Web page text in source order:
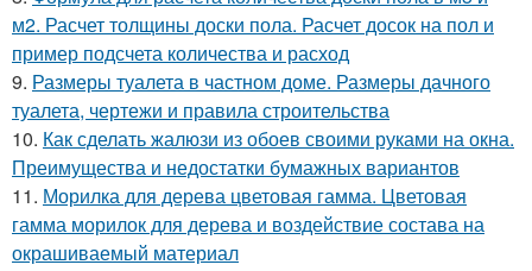
м2. Расчет толщины доски пола. Расчет досок на пол и
пример подсчета количества и расход
9. Размеры туалета в частном доме. Размеры дачного
туалета, чертежи и правила строительства
10. Как сделать жалюзи из обоев своими руками на окна.
Преимущества и недостатки бумажных вариантов
11. Морилка для дерева цветовая гамма. Цветовая
гамма морилок для дерева и воздействие состава на
окрашиваемый материал